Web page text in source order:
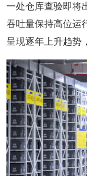
一处仓库查验即将
吞吐量保持高位运
呈现逐年上升趋势